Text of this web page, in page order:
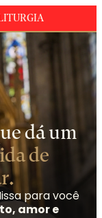
dá um
de
para você
amor e